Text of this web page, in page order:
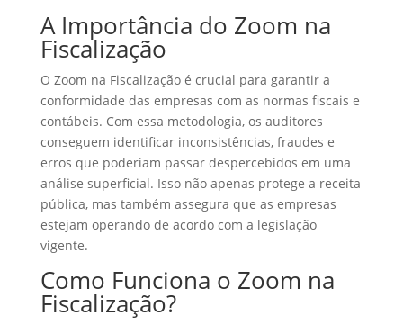
A Importância do Zoom na
Fiscalização
O Zoom na Fiscalização é crucial para garantir a
conformidade das empresas com as normas fiscais e
contábeis. Com essa metodologia, os auditores
conseguem identificar inconsistências, fraudes e
erros que poderiam passar despercebidos em uma
análise superficial. Isso não apenas protege a receita
pública, mas também assegura que as empresas
estejam operando de acordo com a legislação
vigente.
Como Funciona o Zoom na
Fiscalização?